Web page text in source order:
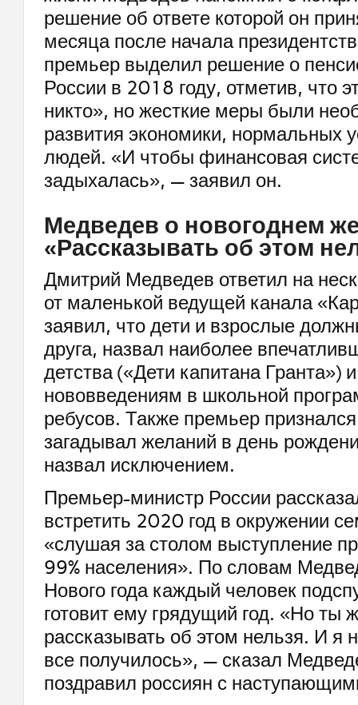
решение об ответе которой он
месяца после начала
премьер выделил решение о
России в 2018 году, отметив, что
никто», но жесткие меры были
развития экономики, нормальных
людей. «И чтобы финансовая
задыхалась», — заявил он.
Медведев о новогоднем
«Рассказывать об этом
Дмитрий Медведев ответил на
от маленькой ведущей канала
заявил, что дети и взрослые
друга, назвал наиболее
детства («Дети капитана Гранта»)
нововведениям в школьной
ребусов. Также премьер
загадывал желаний в день
назвал исключением.
Премьер-министр России
встретить 2020 год в окружении
«слушая за столом выступление
99% населения». По словам
Нового года каждый человек
готовит ему грядущий год. «Но ты
рассказывать об этом нельзя. И я
все получилось», — сказал
поздравил россиян с